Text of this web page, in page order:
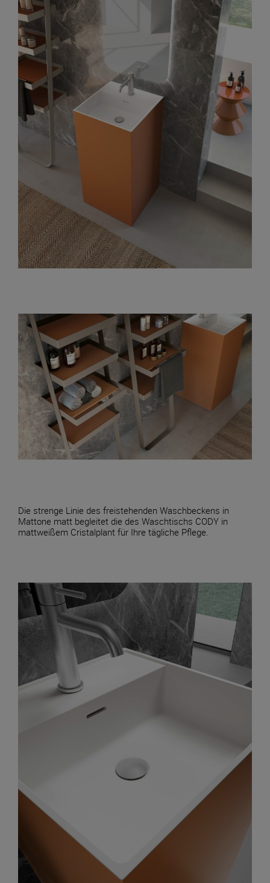
Die strenge Linie des freistehenden Waschbeckens in
Mattone matt begleitet die des Waschtischs CODY in
mattweißem Cristalplant für Ihre tägliche Pflege.